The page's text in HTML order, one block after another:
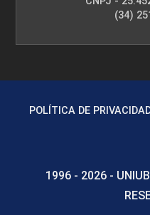
(34)
POLÍTICA DE
1996 - 2026 -